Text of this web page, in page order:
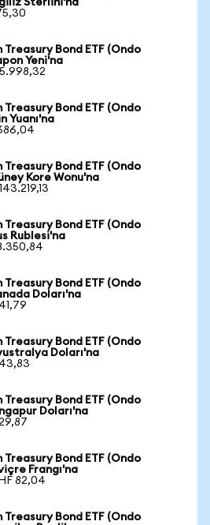
Sterlini'na
Bond ETF (Ondo
Yeni'na
Bond ETF (Ondo
Yuanı'na
Bond ETF (Ondo
Kore Wonu'na
Bond ETF (Ondo
Rublesi'na
Bond ETF (Ondo
Doları'na
Bond ETF (Ondo
Doları'na
Bond ETF (Ondo
Doları'na
Bond ETF (Ondo
Frangı'na
82,04
Bond ETF (Ondo